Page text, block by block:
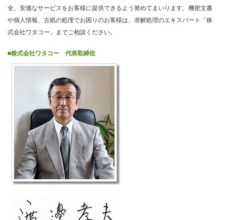
全、安価なサービスをお客様に提供できるよう努めてまいります。機密文書
や個人情報、古紙の処理でお困りのお客様は、溶解処理のエキスパート「株
式会社ワタコー」までご相談ください。
■株式会社ワタコー 代表取締役